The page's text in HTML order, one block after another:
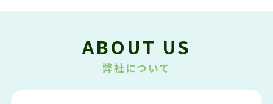
ABOUT US
弊社について